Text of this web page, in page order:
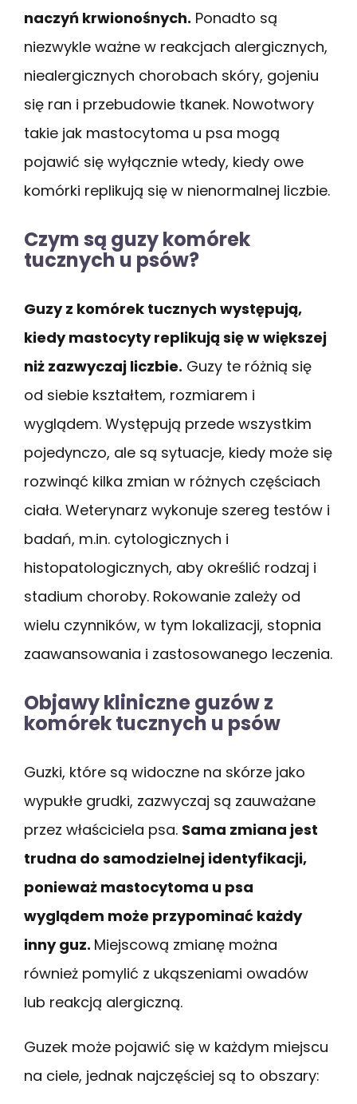
naczyń krwionośnych. Ponadto są
niezwykle ważne w reakcjach alergicznych,
niealergicznych chorobach skóry, gojeniu
się ran i przebudowie tkanek. Nowotwory
takie jak mastocytoma u psa mogą
pojawić się wyłącznie wtedy, kiedy owe
komórki replikują się w nienormalnej liczbie.
Czym są guzy komórek
tucznych u psów?
Guzy z komórek tucznych występują,
kiedy mastocyty replikują się w większej
niż zazwyczaj liczbie. Guzy te różnią się
od siebie kształtem, rozmiarem i
wyglądem. Występują przede wszystkim
pojedynczo, ale są sytuacje, kiedy może się
rozwinąć kilka zmian w różnych częściach
ciała. Weterynarz wykonuje szereg testów i
badań, m.in. cytologicznych i
histopatologicznych, aby określić rodzaj i
stadium choroby. Rokowanie zależy od
wielu czynników, w tym lokalizacji, stopnia
zaawansowania i zastosowanego leczenia.
Objawy kliniczne guzów z
komórek tucznych u psów
Guzki, które są widoczne na skórze jako
wypukłe grudki, zazwyczaj są zauważane
przez właściciela psa. Sama zmiana jest
trudna do samodzielnej identyfikacji,
ponieważ mastocytoma u psa
wyglądem może przypominać każdy
inny guz. Miejscową zmianę można
również pomylić z ukąszeniami owadów
lub reakcją alergiczną.
Guzek może pojawić się w każdym miejscu
na ciele, jednak najczęściej są to obszary: